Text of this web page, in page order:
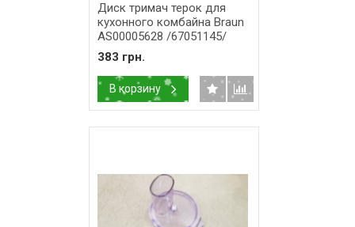
Диск тримач терок для
кухонного комбайна Braun
AS00005628 /67051145/
383 грн.
В корзину